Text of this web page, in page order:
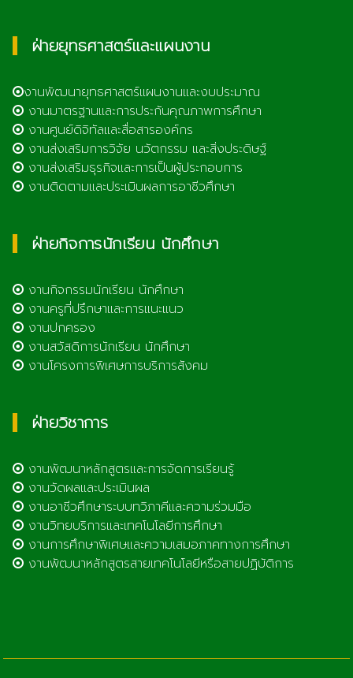
ฝ่ายยุทธศาสตร์และแผนงาน
งานพัฒนายุทธศาสตร์แผนงานและงบประมาณ
งานมาตรฐานและการประกันคุณภาพการศึกษา
งานศูนย์ดิจิทัลและสื่อสารองค์กร
งานส่งเสริมการวิจัย นวัตกรรม และสิ่งประดิษฐ์
งานส่งเสริมธุรกิจและการเป็นผู้ประกอบการ
งานติดตามและประเมินผลการอาชีวศึกษา
ฝ่ายกิจการนักเรียน นักศึกษา
งานกิจกรรมนักเรียน นักศึกษา
งานครูที่ปรึกษาและการแนะแนว
งานปกครอง
งานสวัสดิการนักเรียน นักศึกษา
งานโครงการพิเศษการบริการสังคม
ฝ่ายวิชาการ
งานพัฒนาหลักสูตรและการจัดการเรียนรู้
งานวัดผลและประเมินผล
งานอาชีวศึกษาระบบทวิภาคีและความร่วมมือ
งานวิทยบริการและเทคโนโลยีการศึกษา
งานการศึกษาพิเศษและความเสมอภาคทางการศึกษา
งานพัฒนาหลักสูตรสายเทคโนโลยีหรือสายปฏิบัติการ